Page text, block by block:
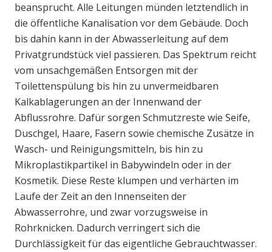
beansprucht. Alle Leitungen münden letztendlich in
die öffentliche Kanalisation vor dem Gebäude. Doch
bis dahin kann in der Abwasserleitung auf dem
Privatgrundstück viel passieren. Das Spektrum reicht
vom unsachgemäßen Entsorgen mit der
Toilettenspülung bis hin zu unvermeidbaren
Kalkablagerungen an der Innenwand der
Abflussrohre. Dafür sorgen Schmutzreste wie Seife,
Duschgel, Haare, Fasern sowie chemische Zusätze in
Wasch- und Reinigungsmitteln, bis hin zu
Mikroplastikpartikel in Babywindeln oder in der
Kosmetik. Diese Reste klumpen und verhärten im
Laufe der Zeit an den Innenseiten der
Abwasserrohre, und zwar vorzugsweise in
Rohrknicken. Dadurch verringert sich die
Durchlässigkeit für das eigentliche Gebrauchtwasser.